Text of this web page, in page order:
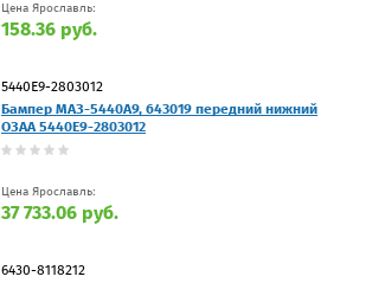
Цена Ярославль:
158.36 руб.
5440E9-2803012
Бампер МАЗ-5440А9, 643019 передний нижний
ОЗАА 5440E9-2803012
Цена Ярославль:
37 733.06 руб.
6430-8118212